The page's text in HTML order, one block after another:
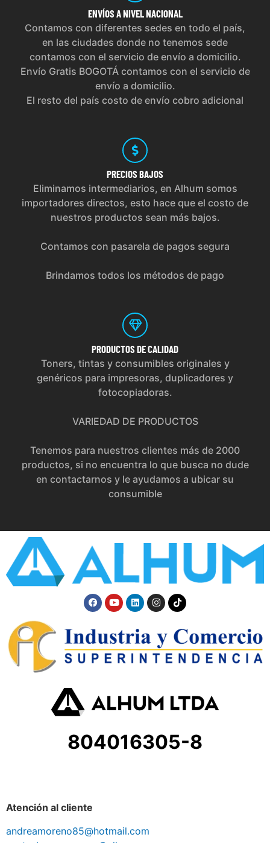
ENVÍOS A NIVEL NACIONAL
Contamos con diferentes sedes en todo el país,
en las ciudades donde no tenemos sede
contamos con el servicio de envío a domicilio.
Envío Gratis BOGOTÁ contamos con el servicio de
envío a domicilio.
El resto del país costo de envío cobro adicional
PRECIOS BAJOS
Eliminamos intermediarios, en Alhum somos
importadores directos, esto hace que el costo de
nuestros productos sean más bajos.
Contamos con pasarela de pagos segura
Brindamos todos los métodos de pago
PRODUCTOS DE CALIDAD
Toners, tintas y consumibles originales y
genéricos para impresoras, duplicadores y
fotocopiadoras.
VARIEDAD DE PRODUCTOS
Tenemos para nuestros clientes más de 2000
productos, si no encuentra lo que busca no dude
en contactarnos y le ayudamos a ubicar su
consumible
804016305-8
Atención al cliente
andreamoreno85@hotmail.com